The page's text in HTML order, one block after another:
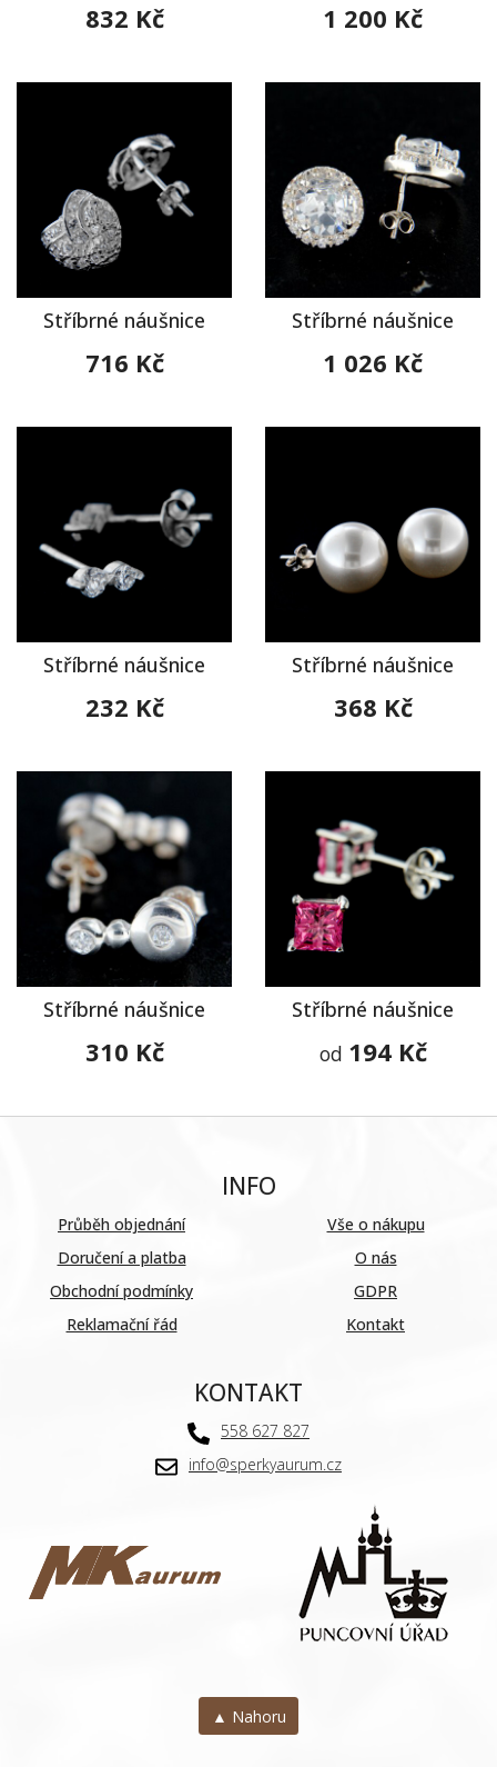
832 Kč 1 200 Kč
Stříbrné náušnice
716 Kč
Stříbrné náušnice
1 026 Kč
Stříbrné náušnice
232 Kč
Stříbrné náušnice
368 Kč
Stříbrné náušnice
310 Kč
Stříbrné náušnice
od 194 Kč
INFO
Průběh objednání
Doručení a platba
Obchodní podmínky
Reklamační řád
Vše o nákupu
O nás
GDPR
Kontakt
KONTAKT
558 627 827
info@sperkyaurum.cz
▲ Nahoru